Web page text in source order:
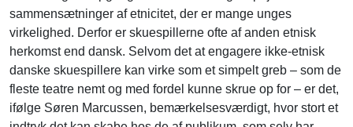
sammensætninger af etnicitet, der er mange unges
virkelighed. Derfor er skuespillerne ofte af anden etnisk
herkomst end dansk. Selvom det at engagere ikke-etnisk
danske skuespillere kan virke som et simpelt greb – som de
fleste teatre nemt og med fordel kunne skrue op for – er det,
ifølge Søren Marcussen, bemærkelsesværdigt, hvor stort et